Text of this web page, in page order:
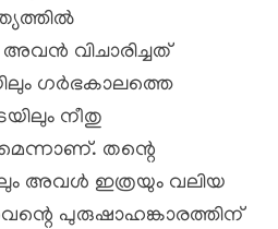
വിചാരിച്ചത്
ഗർഭകാലത്തെ
നീതു
തന്റെ
അവൾ ഇത്രയും വലിയ
പുരുഷാഹങ്കാരത്തിന്